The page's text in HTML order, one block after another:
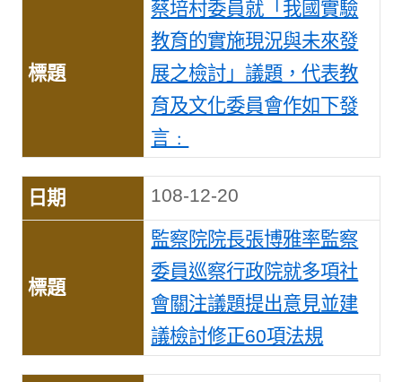
蔡培村委員就「我國實驗
教育的實施現況與未來發
展之檢討」議題，代表教
育及文化委員會作如下發
言﹕
108-12-20
監察院院長張博雅率監察
委員巡察行政院就多項社
會關注議題提出意見並建
議檢討修正60項法規